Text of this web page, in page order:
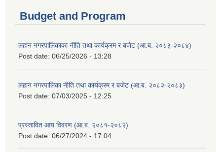
Budget and Program
लहान नगरपालिकाका नीति तथा कार्यक्रम र बजेट (आ.ब. २०८३-२०८४)
Post date: 06/25/2026 - 13:28
लहान नगरपालिका नीति तथा कार्यक्रम र बजेट (आ.ब. २०८२-२०८३)
Post date: 07/03/2025 - 12:25
प्रस्तावित आय विवरण (आ.ब. २०८१-२०८२)
Post date: 06/27/2024 - 17:04